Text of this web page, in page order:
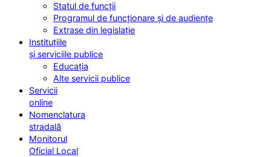
Statul de funcții
Programul de funcționare și de audiențe
Extrase din legislație
Instituțiile
și serviciile publice
Educația
Alte servicii publice
Servicii
online
Nomenclatura
stradală
Monitorul
Oficial Local